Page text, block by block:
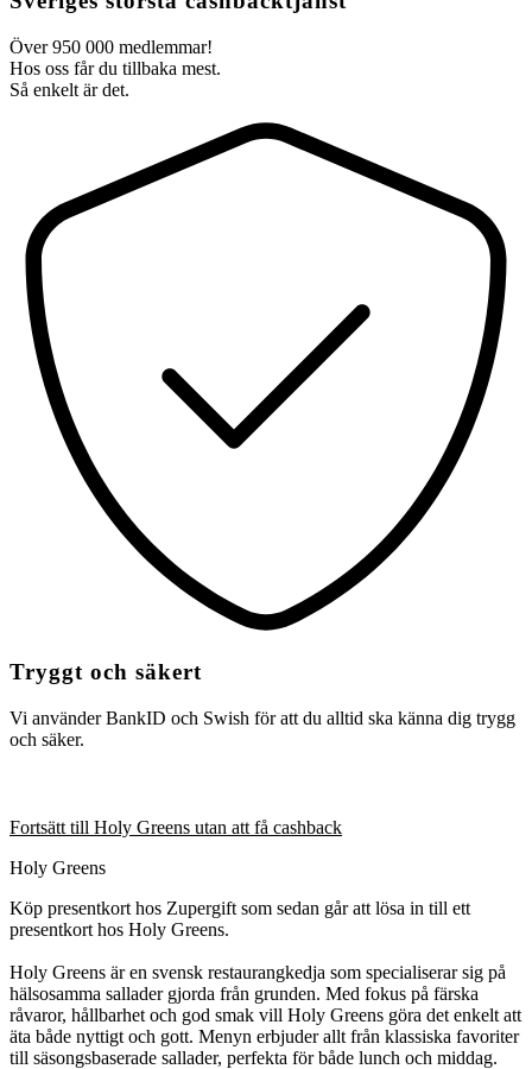
Över 950 000 medlemmar!
Hos oss får du tillbaka mest.
Så enkelt är det.
Tryggt och säkert
Vi använder BankID och Swish för att du alltid ska känna dig trygg
och säker.
Fortsätt till Holy Greens utan att få cashback
Holy Greens
Köp presentkort hos Zupergift som sedan går att lösa in till ett
presentkort hos Holy Greens.
Holy Greens är en svensk restaurangkedja som specialiserar sig på
hälsosamma sallader gjorda från grunden. Med fokus på färska
råvaror, hållbarhet och god smak vill Holy Greens göra det enkelt att
äta både nyttigt och gott. Menyn erbjuder allt från klassiska favoriter
till säsongsbaserade sallader, perfekta för både lunch och middag.